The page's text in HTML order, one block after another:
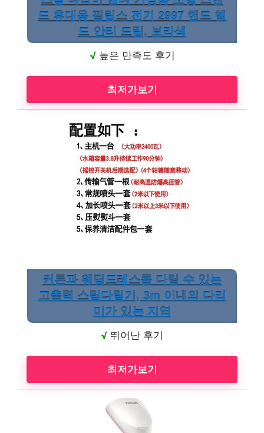
드 휴대용 필립스 전기 2997 핸드 헬
드 안티 드립, 보라색
√높은 만족도 후기
최저가보기
커튼과 웨딩드레스를 다릴 수 있는
고출력 스팀다림기, 3m 이내의 다리
미가 있는 지역
√ 뛰어난 후기
최저가보기